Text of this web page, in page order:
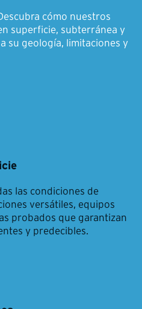
cómo nuestros
superficie, subterránea y
su geología, limitaciones y
las condiciones de
versátiles, equipos
probados que garantizan
y predecibles.